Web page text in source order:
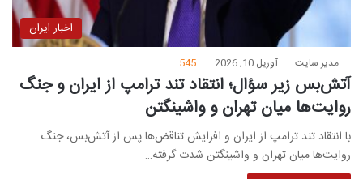
اخبار ایران
مدیر سایت آوریل 10, 2026 545
آتش‌بس زیر سؤال؛ انتقاد تند ترامپ از ایران و جنگ
روایت‌ها میان تهران و واشینگتن
با انتقاد تند ترامپ از ایران و افزایش تناقض‌ها پس از آتش‌بس، جنگ
روایت‌ها میان تهران و واشینگتن شدت گرفته…